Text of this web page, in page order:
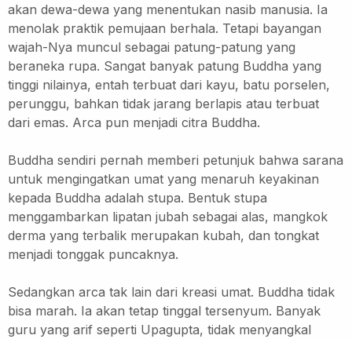
akan dewa-dewa yang menentukan nasib manusia. Ia
menolak praktik pemujaan berhala. Tetapi bayangan
wajah-Nya muncul sebagai patung-patung yang
beraneka rupa. Sangat banyak patung Buddha yang
tinggi nilainya, entah terbuat dari kayu, batu porselen,
perunggu, bahkan tidak jarang berlapis atau terbuat
dari emas. Arca pun menjadi citra Buddha.
Buddha sendiri pernah memberi petunjuk bahwa sarana
untuk mengingatkan umat yang menaruh keyakinan
kepada Buddha adalah stupa. Bentuk stupa
menggambarkan lipatan jubah sebagai alas, mangkok
derma yang terbalik merupakan kubah, dan tongkat
menjadi tonggak puncaknya.
Sedangkan arca tak lain dari kreasi umat. Buddha tidak
bisa marah. Ia akan tetap tinggal tersenyum. Banyak
guru yang arif seperti Upagupta, tidak menyangkal